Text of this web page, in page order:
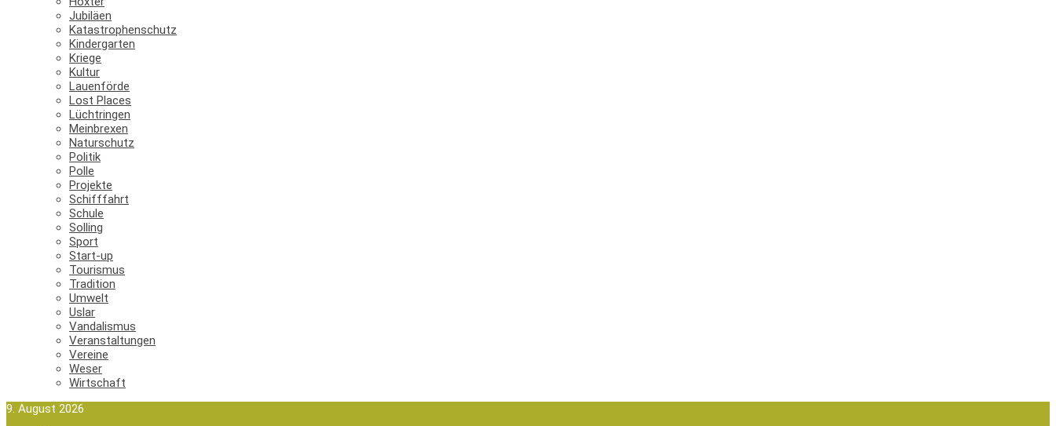
Jubiläen
Katastrophenschutz
Kindergarten
Kriege
Kultur
Lauenförde
Lost Places
Lüchtringen
Meinbrexen
Naturschutz
Politik
Polle
Projekte
Schifffahrt
Schule
Solling
Sport
Start-up
Tourismus
Tradition
Umwelt
Uslar
Vandalismus
Veranstaltungen
Vereine
Weser
Wirtschaft
9. August 2026